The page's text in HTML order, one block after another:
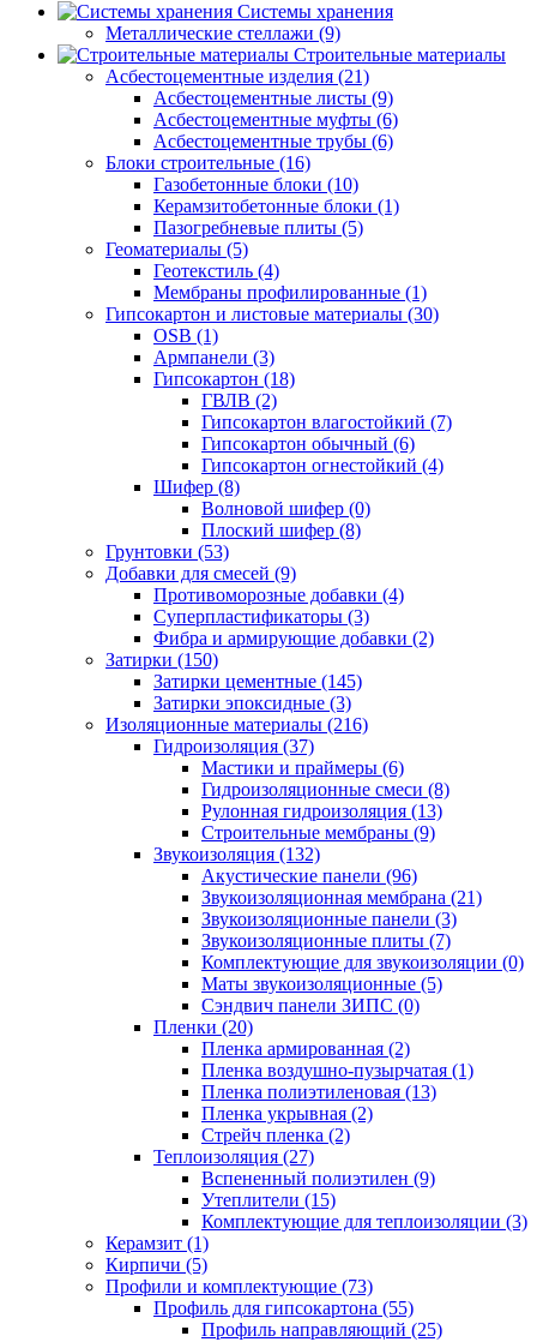
Системы хранения
Металлические стеллажи (9)
Строительные материалы
Асбестоцементные изделия (21)
Асбестоцементные листы (9)
Асбестоцементные муфты (6)
Асбестоцементные трубы (6)
Блоки строительные (16)
Газобетонные блоки (10)
Керамзитобетонные блоки (1)
Пазогребневые плиты (5)
Геоматериалы (5)
Геотекстиль (4)
Мембраны профилированные (1)
Гипсокартон и листовые материалы (30)
OSB (1)
Армпанели (3)
Гипсокартон (18)
ГВЛВ (2)
Гипсокартон влагостойкий (7)
Гипсокартон обычный (6)
Гипсокартон огнестойкий (4)
Шифер (8)
Волновой шифер (0)
Плоский шифер (8)
Грунтовки (53)
Добавки для смесей (9)
Противоморозные добавки (4)
Суперпластификаторы (3)
Фибра и армирующие добавки (2)
Затирки (150)
Затирки цементные (145)
Затирки эпоксидные (3)
Изоляционные материалы (216)
Гидроизоляция (37)
Мастики и праймеры (6)
Гидроизоляционные смеси (8)
Рулонная гидроизоляция (13)
Строительные мембраны (9)
Звукоизоляция (132)
Акустические панели (96)
Звукоизоляционная мембрана (21)
Звукоизоляционные панели (3)
Звукоизоляционные плиты (7)
Комплектующие для звукоизоляции (0)
Маты звукоизоляционные (5)
Сэндвич панели ЗИПС (0)
Пленки (20)
Пленка армированная (2)
Пленка воздушно-пузырчатая (1)
Пленка полиэтиленовая (13)
Пленка укрывная (2)
Стрейч пленка (2)
Теплоизоляция (27)
Вспененный полиэтилен (9)
Утеплители (15)
Комплектующие для теплоизоляции (3)
Керамзит (1)
Кирпичи (5)
Профили и комплектующие (73)
Профиль для гипсокартона (55)
Профиль направляющий (25)